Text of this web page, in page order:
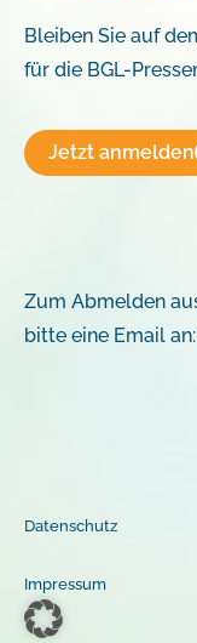
Bleiben Sie auf
für die BGL-
Jetzt anmelden
Zum Abmelden
bitte eine Email
Datenschutz
Impressum